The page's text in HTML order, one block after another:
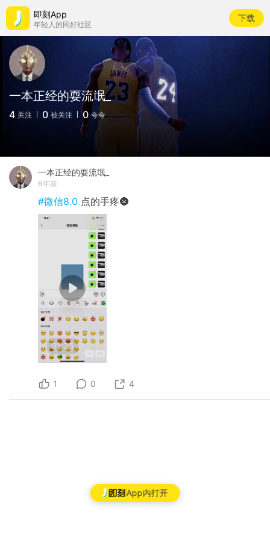
即刻App
年轻人的同好社区
下载
App内打开
一本正经的耍流氓_
4 关注 0 被关注 0 夸夸
一本正经的耍流氓_
6年前
#微信8.0 点的手疼🌚
01:35
1 0 4